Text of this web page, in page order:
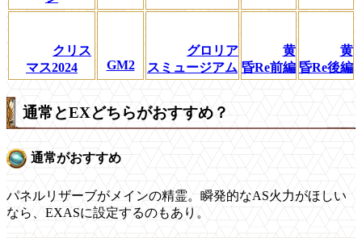
クリス
マス2024
GM2
グロリア
スミュージアム
黄
昏Re前編
黄
昏Re後編
通常とEXどちらがおすすめ？
通常がおすすめ
パネルリザーブがメインの精霊。瞬発的なAS火力がほしい
なら、EXASに設定するのもあり。